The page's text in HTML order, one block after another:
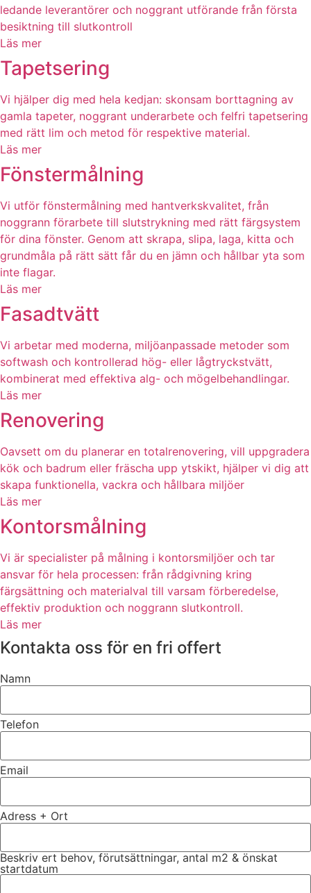
ledande leverantörer och noggrant utförande från första
besiktning till slutkontroll
Läs mer
Tapetsering
Vi hjälper dig med hela kedjan: skonsam borttagning av
gamla tapeter, noggrant underarbete och felfri tapetsering
med rätt lim och metod för respektive material.
Läs mer
Fönstermålning
Vi utför fönstermålning med hantverkskvalitet, från
noggrann förarbete till slutstrykning med rätt färgsystem
för dina fönster. Genom att skrapa, slipa, laga, kitta och
grundmåla på rätt sätt får du en jämn och hållbar yta som
inte flagar.
Läs mer
Fasadtvätt
Vi arbetar med moderna, miljöanpassade metoder som
softwash och kontrollerad hög- eller lågtryckstvätt,
kombinerat med effektiva alg- och mögelbehandlingar.
Läs mer
Renovering
Oavsett om du planerar en totalrenovering, vill uppgradera
kök och badrum eller fräscha upp ytskikt, hjälper vi dig att
skapa funktionella, vackra och hållbara miljöer
Läs mer
Kontorsmålning
Vi är specialister på målning i kontorsmiljöer och tar
ansvar för hela processen: från rådgivning kring
färgsättning och materialval till varsam förberedelse,
effektiv produktion och noggrann slutkontroll.
Läs mer
Kontakta oss för en fri offert
Namn
Telefon
Email
Adress + Ort
Beskriv ert behov, förutsättningar, antal m2 & önskat
startdatum